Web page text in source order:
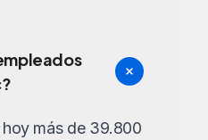
más de 39.800